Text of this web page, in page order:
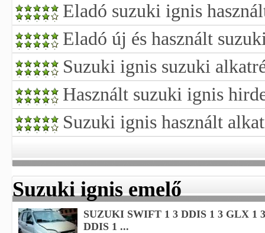
Eladó suzuki ignis
Eladó új és használt
Suzuki ignis suzuki
Használt suzuki ignis
Suzuki ignis használt
Suzuki ignis emelő
SUZUKI SWIFT 1 3 DDIS 1 3 GLX 1
DDIS 1 ...